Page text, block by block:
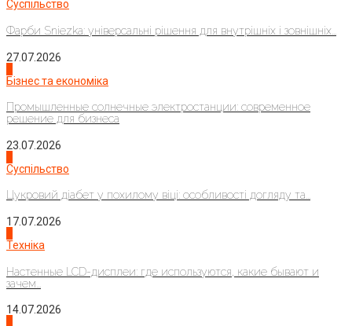
Суспільство
Фарби Sniezka: універсальні рішення для внутрішніх і зовнішніх...
27.07.2026
Бізнес та економіка
Промышленные солнечные электростанции: современное
решение для бизнеса
23.07.2026
Суспільство
Цукровий діабет у похилому віці: особливості догляду та...
17.07.2026
Техніка
Настенные LCD-дисплеи: где используются, какие бывают и
зачем...
14.07.2026